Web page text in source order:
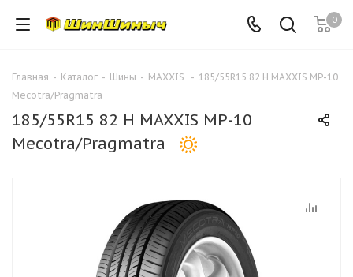
0
Главная - Каталог - Шины - MAXXIS - 185/55R15 82 H MAXXIS MP-10
Mecotra/Pragmatra
185/55R15 82 H MAXXIS MP-10
Mecotra/Pragmatra